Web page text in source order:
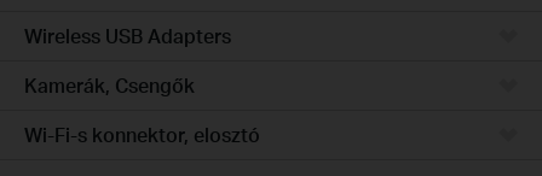
Wireless USB Adapters
Kamerák, Csengők
Wi-Fi-s konnektor, elosztó